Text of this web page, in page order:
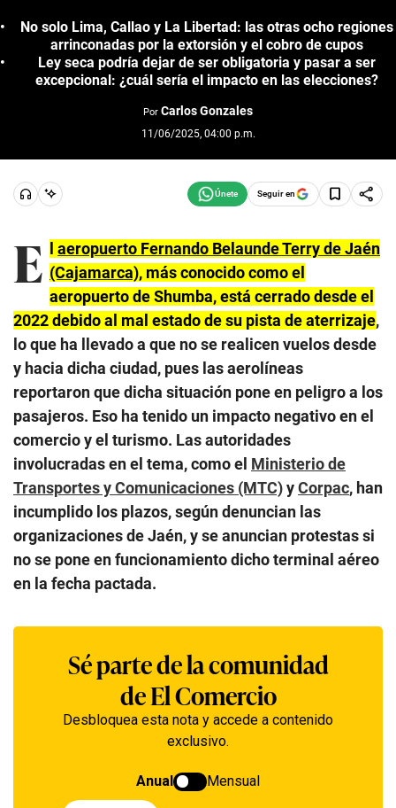
No solo Lima, Callao y La Libertad: las otras ocho regiones
arrinconadas por la extorsión y el cobro de cupos
Ley seca podría dejar de ser obligatoria y pasar a ser
excepcional: ¿cuál sería el impacto en las elecciones?
Por Carlos Gonzales
11/06/2025, 04:00 p.m.
Seguir en
E l aeropuerto Fernando Belaunde Terry de Jaén
(Cajamarca), más conocido como el
aeropuerto de Shumba, está cerrado desde el
2022 debido al mal estado de su pista de aterrizaje,
lo que ha llevado a que no se realicen vuelos desde
y hacia dicha ciudad, pues las aerolíneas
reportaron que dicha situación pone en peligro a los
pasajeros. Eso ha tenido un impacto negativo en el
comercio y el turismo. Las autoridades
involucradas en el tema, como el Ministerio de
Transportes y Comunicaciones (MTC)yCorpac, han
incumplido los plazos, según denuncian las
organizaciones de Jaén, y se anuncian protestas si
no se pone en funcionamiento dicho terminal aéreo
en la fecha pactada.